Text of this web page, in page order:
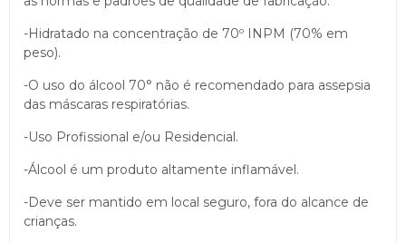
-Hidratado na concentração de 70º INPM (70% em
peso).
-O uso do álcool 70° não é recomendado para assepsia
das máscaras respiratórias.
-Uso Profissional e/ou Residencial.
-Álcool é um produto altamente inflamável.
-Deve ser mantido em local seguro, fora do alcance de
crianças.